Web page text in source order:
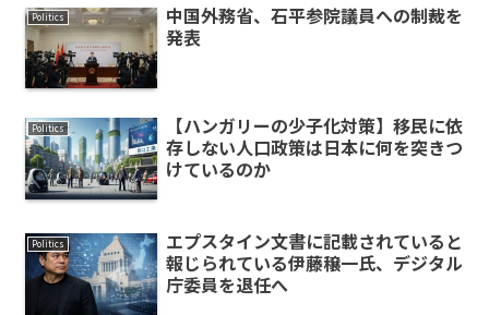
Politics
中国外務省、石平参院議員への制裁を
発表
Politics
【ハンガリーの少子化対策】移民に依
存しない人口政策は日本に何を突きつ
けているのか
Politics
エプスタイン文書に記載されていると
報じられている伊藤穣一氏、デジタル
庁委員を退任へ